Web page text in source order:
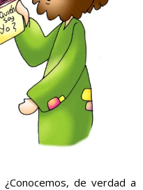
¿Conocemos, de verdad a